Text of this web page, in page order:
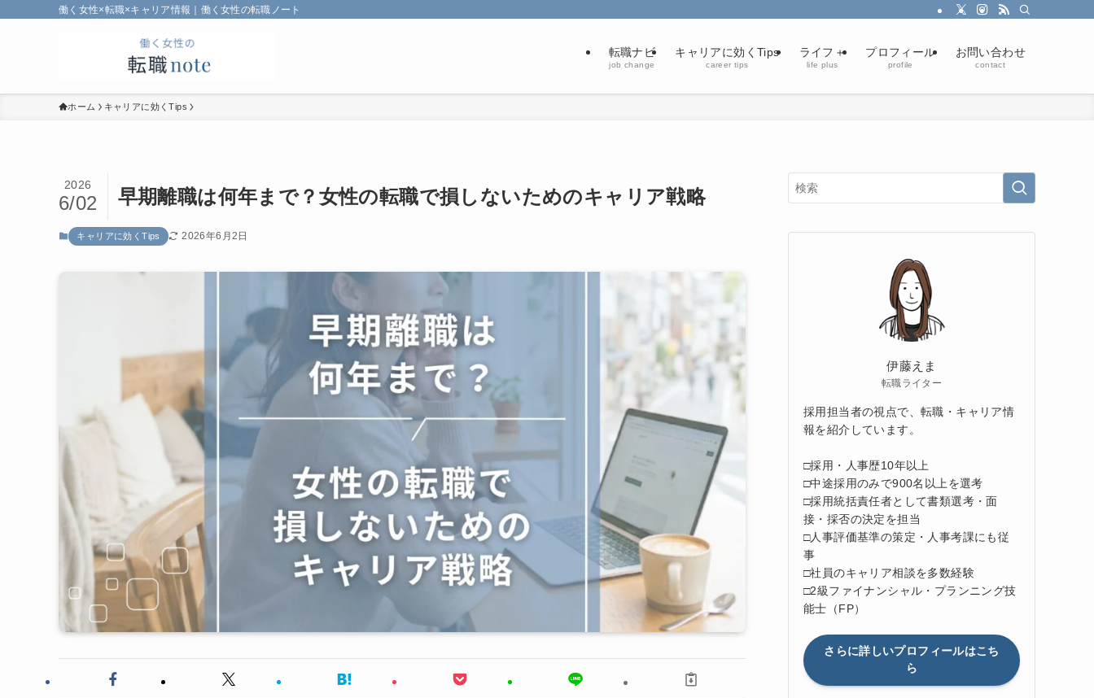
働く女性×転職×キャリア情報｜働く女性の転職ノート
転職ナビ
job change
キャリアに効くTips
career tips
ライフ＋
life plus
プロフィール
profile
お問い合わせ
contact
ホーム キャリアに効くTips
早期離職は何年まで？女性の転職で損しないためのキャリア戦略
2026
6/02
キャリアに効くTips 2026年6月2日
伊藤えま
転職ライター
採用担当者の視点で、転職・キャリア情
報を紹介しています。
□採用・人事歴10年以上
□中途採用のみで900名以上を選考
□採用統括責任者として書類選考・面
接・採否の決定を担当
□人事評価基準の策定・人事考課にも従
事
□社員のキャリア相談を多数経験
□2級ファイナンシャル・プランニング技
能士（FP）
さらに詳しいプロフィールはこち
ら